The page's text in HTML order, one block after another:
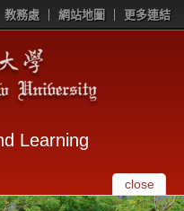
教務處 網站地圖 更多連結
Learning
close